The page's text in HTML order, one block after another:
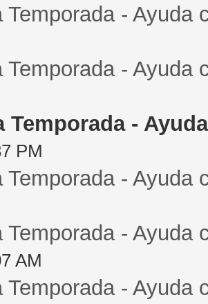
Temporada - Ayuda
Temporada - Ayuda
Temporada -
PM
Temporada - Ayuda
Temporada - Ayuda
AM
Temporada - Ayuda